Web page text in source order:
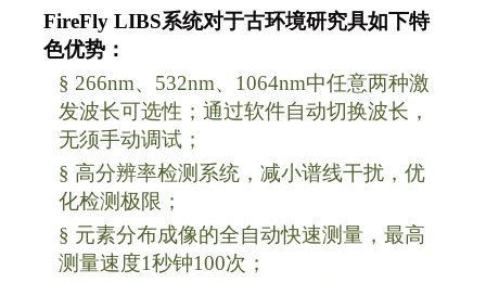
FireFly LIBS系统对于古环境研究具如下特
色优势：
§ 266nm、532nm、1064nm中任意两种激
发波长可选性；通过软件自动切换波长，
无须手动调试；
§ 高分辨率检测系统，减小谱线干扰，优
化检测极限；
§ 元素分布成像的全自动快速测量，最高
测量速度1秒钟100次；